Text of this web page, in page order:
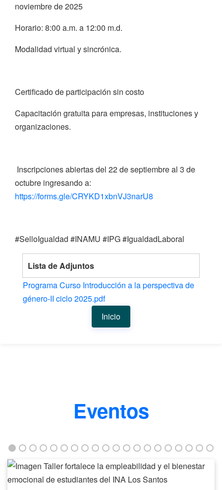
noviembre de 2025
Horario: 8:00 a.m. a 12:00 m.d.
Modalidad virtual y sincrónica.
Certificado de participación sin costo
Capacitación gratuita para empresas, instituciones y
organizaciones.
Inscripciones abiertas del 22 de septiembre al 3 de
octubre ingresando a:
https://forms.gle/CRYKD1xbnVJ3narU8
#SelloIgualdad #INAMU #IPG #IgualdadLaboral
Lista de Adjuntos
Programa Curso Introducción a la perspectiva de
género-II ciclo 2025.pdf
Inicio
Eventos
Taller
fortalece